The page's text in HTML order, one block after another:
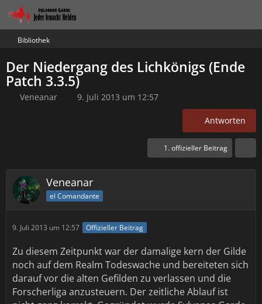
Bibliothek
Der Niedergang des Lichkönigs (Ende
Patch 3.3.5)
Veneanar 9. Juli 2013 um 12:57
Antworten
1. offizieller Beitrag
Veneanar
el Comandante
9. Juli 2013 um 12:57 Offizieller Beitrag
Zu diesem Zeitpunkt war der damalige kern der Gilde
noch auf dem Realm Todeswache und bereiteten sich
darauf vor die alten Gefilden zu verlassen und die
Forscherliga anzusteuern. Der zeitliche Ablauf ist